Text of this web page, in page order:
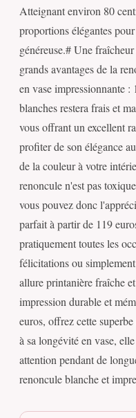
Atteignant environ 80
proportions élégantes
généreuse.# Une
grands avantages de la
en vase impressionnante
blanches restera frais et
vous offrant un excellent
profiter de son élégance
de la couleur à votre
renoncule n'est pas
vous pouvez donc
parfait à partir de 119
pratiquement toutes les
félicitations ou
allure printanière fraîche
impression durable et
euros, offrez cette
à sa longévité en vase,
attention pendant de
renoncule blanche et